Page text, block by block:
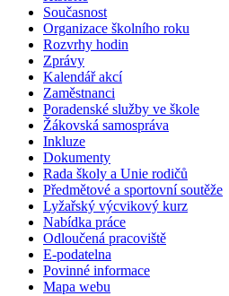
Současnost
Organizace školního roku
Rozvrhy hodin
Zprávy
Kalendář akcí
Zaměstnanci
Poradenské služby ve škole
Žákovská samospráva
Inkluze
Dokumenty
Rada školy a Unie rodičů
Předmětové a sportovní soutěže
Lyžařský výcvikový kurz
Nabídka práce
Odloučená pracoviště
E-podatelna
Povinné informace
Mapa webu